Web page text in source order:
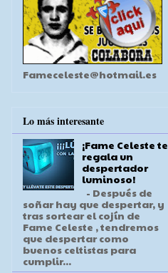
Fameceleste@hotmail.es
Lo más interesante
¡Fame Celeste te
regala un
despertador
luminoso!
- Después de
soñar hay que despertar, y
tras sortear el cojín de
Fame Celeste , tendremos
que despertar como
buenos celtistas para
cumplir...